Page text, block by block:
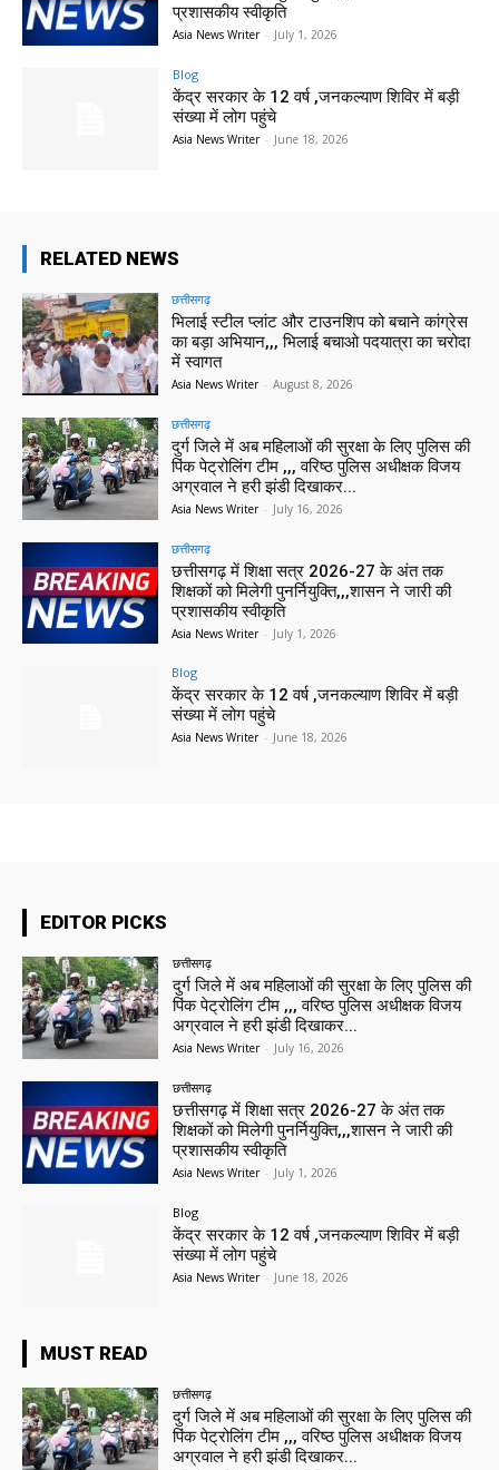
प्रशासकीय स्वीकृति
Asia News Writer - July 1, 2026
Blog
केंद्र सरकार के 12 वर्ष ,जनकल्याण शिविर में बड़ी
संख्या में लोग पहुंचे
Asia News Writer - June 18, 2026
RELATED NEWS
छत्तीसगढ़
भिलाई स्टील प्लांट और टाउनशिप को बचाने कांग्रेस
का बड़ा अभियान,,, भिलाई बचाओ पदयात्रा का चरोदा
में स्वागत
Asia News Writer - August 8, 2026
छत्तीसगढ़
दुर्ग जिले में अब महिलाओं की सुरक्षा के लिए पुलिस की
पिंक पेट्रोलिंग टीम ,,, वरिष्ठ पुलिस अधीक्षक विजय
अग्रवाल ने हरी झंडी दिखाकर...
Asia News Writer - July 16, 2026
छत्तीसगढ़
छत्तीसगढ़ में शिक्षा सत्र 2026-27 के अंत तक
शिक्षकों को मिलेगी पुनर्नियुक्ति,,,शासन ने जारी की
प्रशासकीय स्वीकृति
Asia News Writer - July 1, 2026
Blog
केंद्र सरकार के 12 वर्ष ,जनकल्याण शिविर में बड़ी
संख्या में लोग पहुंचे
Asia News Writer - June 18, 2026
EDITOR PICKS
छत्तीसगढ़
दुर्ग जिले में अब महिलाओं की सुरक्षा के लिए पुलिस की
पिंक पेट्रोलिंग टीम ,,, वरिष्ठ पुलिस अधीक्षक विजय
अग्रवाल ने हरी झंडी दिखाकर...
Asia News Writer - July 16, 2026
छत्तीसगढ़
छत्तीसगढ़ में शिक्षा सत्र 2026-27 के अंत तक
शिक्षकों को मिलेगी पुनर्नियुक्ति,,,शासन ने जारी की
प्रशासकीय स्वीकृति
Asia News Writer - July 1, 2026
Blog
केंद्र सरकार के 12 वर्ष ,जनकल्याण शिविर में बड़ी
संख्या में लोग पहुंचे
Asia News Writer - June 18, 2026
MUST READ
छत्तीसगढ़
दुर्ग जिले में अब महिलाओं की सुरक्षा के लिए पुलिस की
पिंक पेट्रोलिंग टीम ,,, वरिष्ठ पुलिस अधीक्षक विजय
अग्रवाल ने हरी झंडी दिखाकर...